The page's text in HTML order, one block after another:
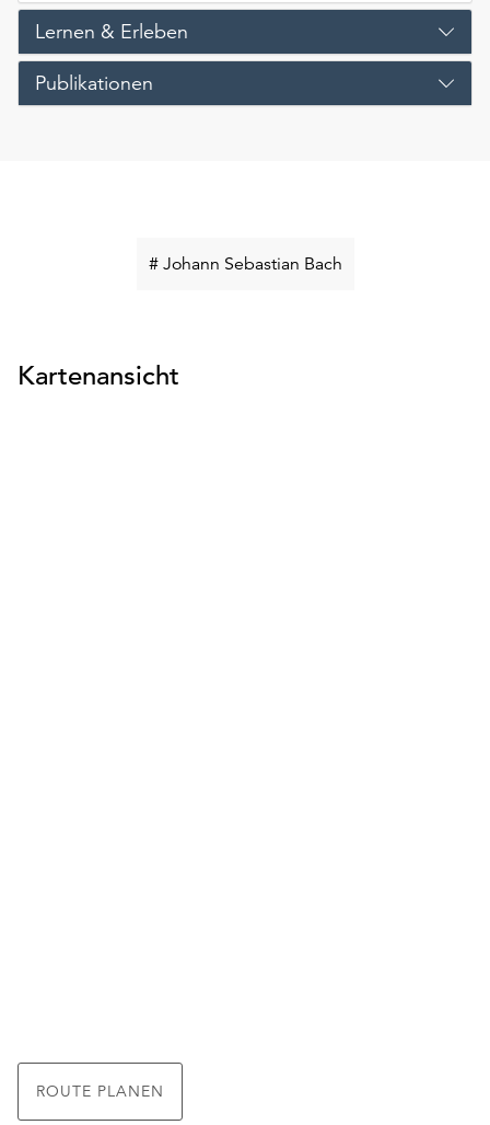
Lernen & Erleben
Publikationen
# Johann Sebastian BachSchlüsselwort
Kartenansicht
ROUTE PLANEN